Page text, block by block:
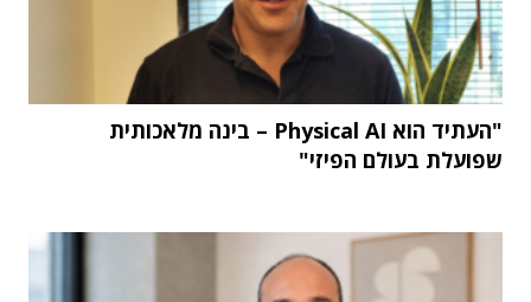
"העתיד הוא Physical AI – בינה מלאכותית
שפועלת בעולם הפיזי"